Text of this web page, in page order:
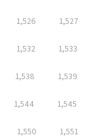
1,526 1,527
1,532 1,533
1,538 1,539
1,544 1,545
1,550 1,551